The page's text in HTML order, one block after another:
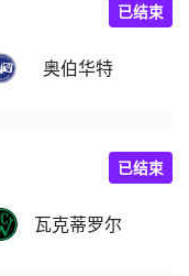
奥伯华特
已结束
瓦克蒂罗尔
已结束